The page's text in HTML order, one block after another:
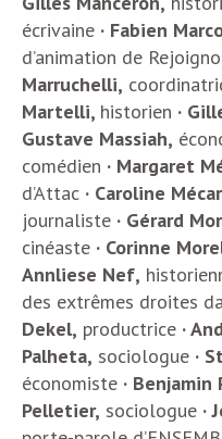
écrivaine · Fabien
d’animation de
Marruchelli,
Martelli, historien ·
Gustave Massiah,
comédien · Margaret
d’Attac · Caroline
journaliste · Gérard
cinéaste · Corinne
Annliese Nef,
des extrêmes droites
Dekel, productrice ·
Palheta, sociologue ·
économiste · Benjamin
Pelletier, sociologue ·